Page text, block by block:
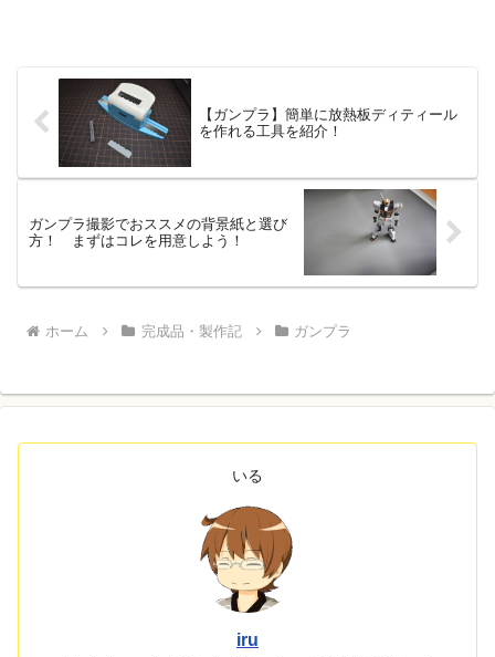
【ガンプラ】簡単に放熱板ディティール
を作れる工具を紹介！
ガンプラ撮影でおススメの背景紙と選び
方！ まずはコレを用意しよう！
ホーム 完成品・製作記 ガンプラ
いる
iru